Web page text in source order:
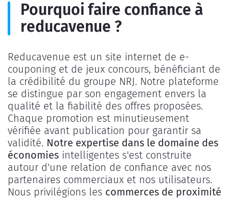
Pourquoi faire confiance à
reducavenue ?
Reducavenue est un site internet de e-
couponing et de jeux concours, bénéficiant de
la crédibilité du groupe NRJ. Notre plateforme
se distingue par son engagement envers la
qualité et la fiabilité des offres proposées.
Chaque promotion est minutieusement
vérifiée avant publication pour garantir sa
validité. Notre expertise dans le domaine des
économies intelligentes s'est construite
autour d'une relation de confiance avec nos
partenaires commerciaux et nos utilisateurs.
Nous privilégions les commerces de proximité